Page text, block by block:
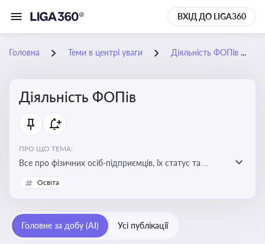
ВХІД ДО LIGA360
Головна Теми в центрі уваги Діяльність ФОПів
Діяльність ФОПів
ПРО ЩО ТЕМА:
Все про фізичних осіб-підприємців, їх статус та
діяльність. Зміни в законодавстві, що стосуються
роботи ФОПів
Освіта
Головне за добу (AI) Усі публікації